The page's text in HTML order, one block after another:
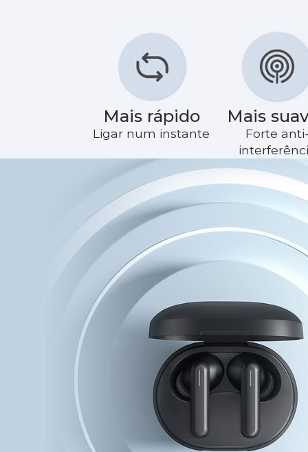
Mais rápido
Ligar num instante
Mais
Forte